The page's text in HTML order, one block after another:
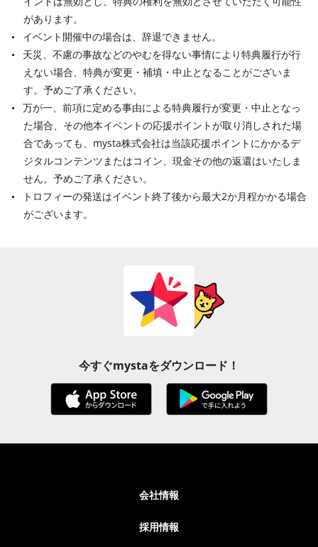
があります。
イベント開催中の場合は、辞退できません。
天災、不慮の事故などのやむを得ない事情により特典履行が行
えない場合、特典が変更・補填・中止となることがございま
す。予めご了承ください。
万が一、前項に定める事由による特典履行が変更・中止となっ
た場合、その他本イベントの応援ポイントが取り消しされた場
合であっても、mysta株式会社は当該応援ポイントにかかるデ
ジタルコンテンツまたはコイン、現金その他の返還はいたしま
せん。予めご了承ください。
トロフィーの発送はイベント終了後から最大2か月程かかる場合
がございます。
今すぐmystaをダウンロード！
会社情報
採用情報